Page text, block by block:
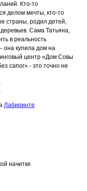
Кто-то
делом мечты, кто-то
страны, родил детей,
Сама Татьяна,
в реальность
она купила дом на
центр «Дом Совы
сапог» - это точно не
Лабиринте
начитке